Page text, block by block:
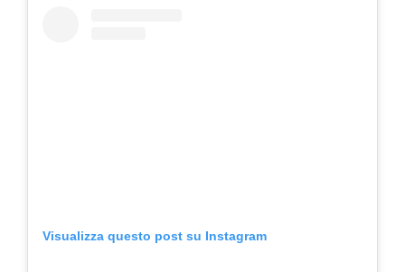
Visualizza questo post su Instagram